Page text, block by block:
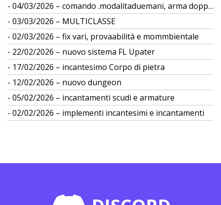
04/03/2026 – comando .modalitaduemani, arma doppia
03/03/2026 – MULTICLASSE
02/03/2026 – fix vari, provaabilità e mommbientale
22/02/2026 – nuovo sistema FL Upater
17/02/2026 – incantesimo Corpo di pietra
12/02/2026 – nuovo dungeon
05/02/2026 – incantamenti scudi e armature
02/02/2026 – implementi incantesimi e incantamenti